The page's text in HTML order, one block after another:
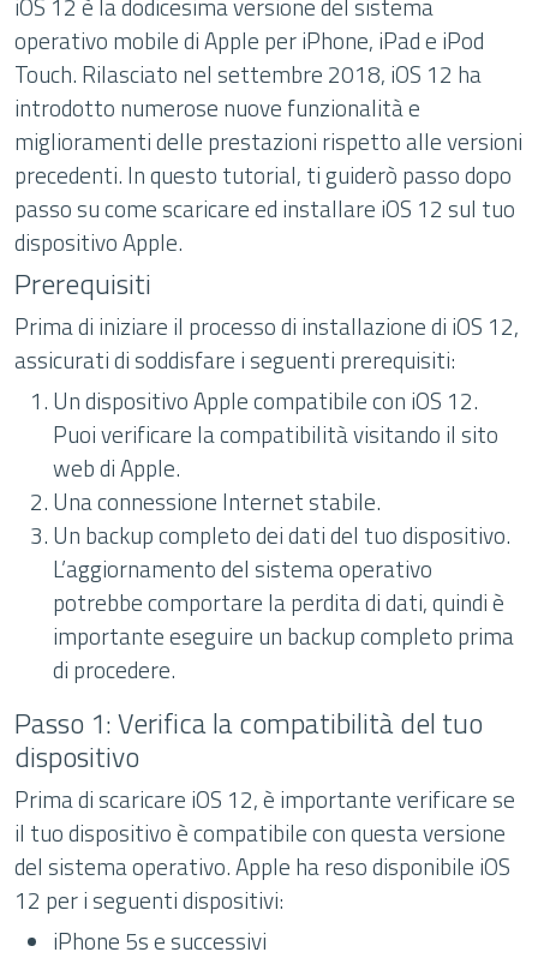
operativo mobile di Apple per iPhone, iPad e iPod
Touch. Rilasciato nel settembre 2018, iOS 12 ha
introdotto numerose nuove funzionalità e
miglioramenti delle prestazioni rispetto alle versioni
precedenti. In questo tutorial, ti guiderò passo dopo
passo su come scaricare ed installare iOS 12 sul tuo
dispositivo Apple.
Prerequisiti
Prima di iniziare il processo di installazione di iOS 12,
assicurati di soddisfare i seguenti prerequisiti:
Un dispositivo Apple compatibile con iOS 12.
Puoi verificare la compatibilità visitando il sito
web di Apple.
Una connessione Internet stabile.
Un backup completo dei dati del tuo dispositivo.
L’aggiornamento del sistema operativo
potrebbe comportare la perdita di dati, quindi è
importante eseguire un backup completo prima
di procedere.
Passo 1: Verifica la compatibilità del tuo
dispositivo
Prima di scaricare iOS 12, è importante verificare se
il tuo dispositivo è compatibile con questa versione
del sistema operativo. Apple ha reso disponibile iOS
12 per i seguenti dispositivi:
iPhone 5s e successivi